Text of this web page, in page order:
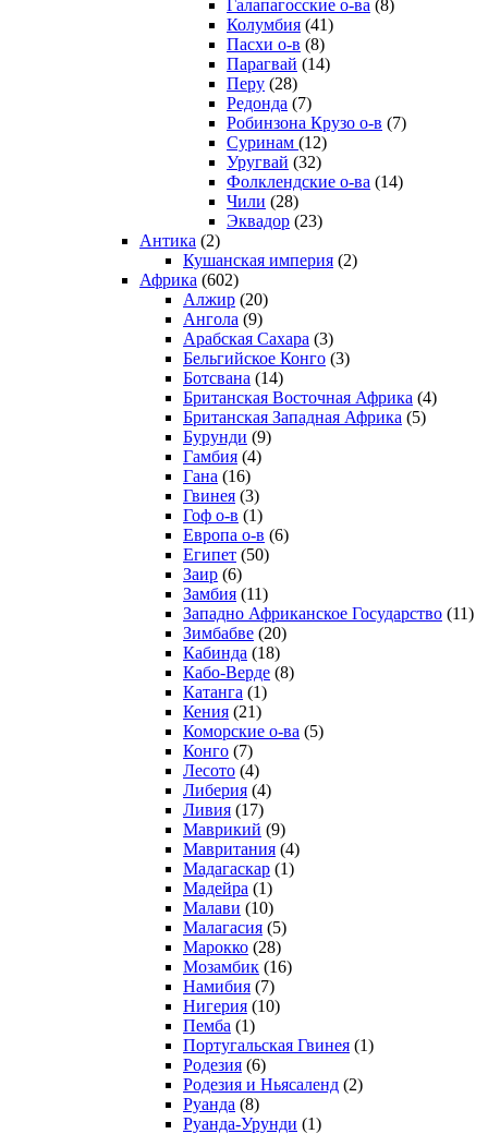
Галапагосские о-ва (8)
Колумбия (41)
Пасхи о-в (8)
Парагвай (14)
Перу (28)
Редонда (7)
Робинзона Крузо о-в (7)
Суринам (12)
Уругвай (32)
Фолклендские о-ва (14)
Чили (28)
Эквадор (23)
Антика (2)
Кушанская империя (2)
Африка (602)
Алжир (20)
Ангола (9)
Арабская Сахара (3)
Бельгийское Конго (3)
Ботсвана (14)
Британская Восточная Африка (4)
Британская Западная Африка (5)
Бурунди (9)
Гамбия (4)
Гана (16)
Гвинея (3)
Гоф о-в (1)
Европа о-в (6)
Египет (50)
Заир (6)
Замбия (11)
Западно Африканское Государство (11)
Зимбабве (20)
Кабинда (18)
Кабо-Верде (8)
Катанга (1)
Кения (21)
Коморcкие о-ва (5)
Конго (7)
Лесото (4)
Либерия (4)
Ливия (17)
Маврикий (9)
Мавритания (4)
Мадагаскар (1)
Мадейра (1)
Малави (10)
Малагасия (5)
Марокко (28)
Мозамбик (16)
Намибия (7)
Нигерия (10)
Пемба (1)
Португальская Гвинея (1)
Родезия (6)
Родезия и Ньясаленд (2)
Руанда (8)
Руанда-Урунди (1)